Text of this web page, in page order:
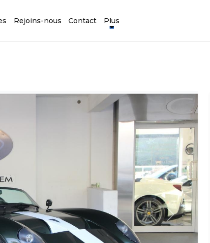
Rejoins-nous Contact Plus
Suivant